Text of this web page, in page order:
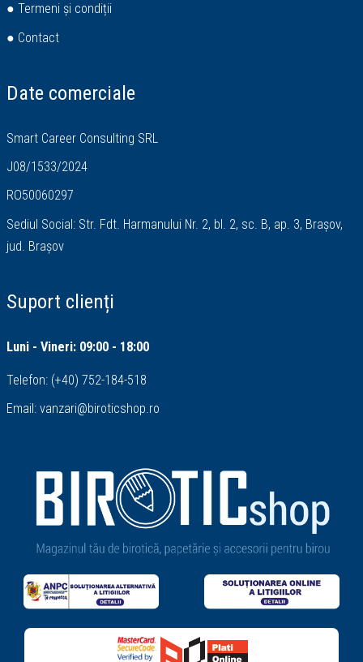
● Termeni și condiții
● Contact
Date comerciale
Smart Career Consulting SRL
J08/1533/2024
RO50060297
Sediul Social: Str. Fdt. Harmanului Nr. 2, bl. 2, sc. B, ap. 3, Brașov,
jud. Brașov
Suport clienți
Luni - Vineri: 09:00 - 18:00
Telefon: (+40) 752-184-518
Email: vanzari@biroticshop.ro